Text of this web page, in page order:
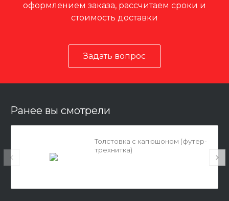
оформлением заказа, рассчитаем сроки и
стоимость доставки
Задать вопрос
Ранее вы смотрели
Толстовка с капюшоном (футер-
трехнитка)